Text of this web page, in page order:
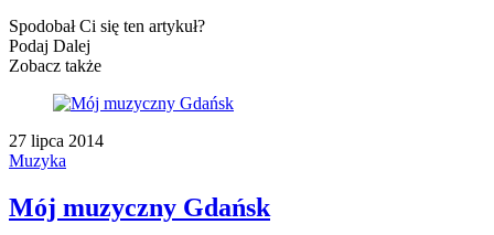
Spodobał Ci się ten artykuł?
Podaj Dalej
Zobacz także
27 lipca 2014
Muzyka
Mój muzyczny Gdańsk